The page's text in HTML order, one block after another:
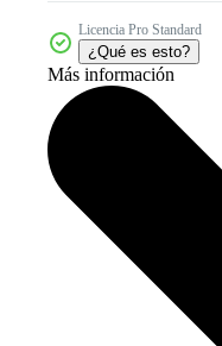
Licencia Pro Standard
¿Qué es esto?
Más información